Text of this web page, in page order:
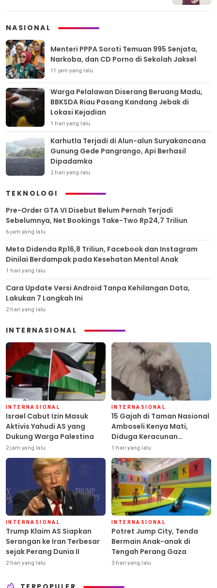
NASIONAL
Menteri PPPA Soroti Temuan 995 Senjata,
Narkoba, dan CD Porno di Sekolah Jaksel
11 jam yang lalu
Warga Pelalawan Diserang Beruang Madu,
BBKSDA Riau Pasang Kandang Jebak di
Lokasi Kejadian
1 hari yang lalu
Karhutla Terjadi di Alun-alun Suryakancana
Gunung Gede Pangrango, Api Berhasil
Dipadamka
2 hari yang lalu
TEKNOLOGI
Pre-Order GTA VI Disebut Belum Pernah Terjadi
Sebelumnya, Net Bookings Take-Two Rp24,7 Triliun
6 jam yang lalu
Meta Didenda Rp16,8 Triliun, Facebook dan Instagram
Dinilai Berdampak pada Kesehatan Mental Anak
1 hari yang lalu
Cara Update Versi Android Tanpa Kehilangan Data,
Lakukan 7 Langkah Ini
2 hari yang lalu
INTERNASIONAL
INTERNASIONAL
Israel Cabut Izin Masuk
Aktivis Yahudi AS yang
Dukung Warga Palestina
2 jam yang lalu
INTERNASIONAL
15 Gajah di Taman Nasional
Amboseli Kenya Mati,
Diduga Keracunan
Pestisida
1 hari yang lalu
INTERNASIONAL
Trump Klaim AS Siapkan
Serangan ke Iran Terbesar
sejak Perang Dunia II
2 hari yang lalu
INTERNASIONAL
Potret Jump City, Tenda
Bermain Anak-anak di
Tengah Perang Gaza
3 hari yang lalu